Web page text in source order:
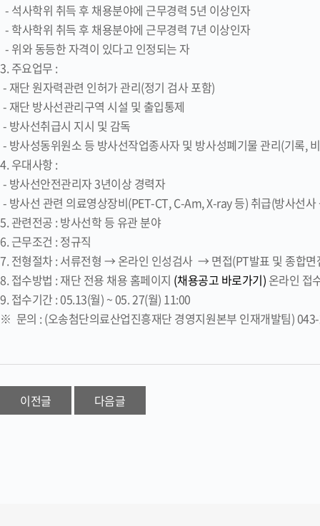
- 석사학위 취득 후 채용분야에 근무경력 5년 이상인자
- 학사학위 취득 후 채용분야에 근무경력 7년 이상인자
- 위와 동등한 자격이 있다고 인정되는 자
3. 주요업무 :
- 재단 원자력관련 인허가 관리(정기 검사 포함)
- 재단 방사선관리구역 시설 및 출입통제
- 방사선취급시 지시 및 감독
- 방사성동위원소 등 방사선작업종사자 및 방사성폐기물 관리(기록,
4. 우대사항 :
- 방사선안전관리자 3년이상 경력자
- 방사선 관련 의료영상장비(PET-CT, C-Am, X-ray 등) 취급(방사선사
5. 관련전공 : 방사선학 등 유관 분야
6. 근무조건 : 정규직
7. 전형절차 : 서류전형 → 온라인 인성검사 → 면접(PT발표 및 종합
8. 접수방법 : 재단 전용 채용 홈페이지 (채용공고 바로가기) 온라인 접
9. 접수기간 : 05.13(월) ~ 05. 27(월) 11:00
※ 문의 : (오송첨단의료산업진흥재단 경영지원본부 인재개발팀)
이전글 다음글